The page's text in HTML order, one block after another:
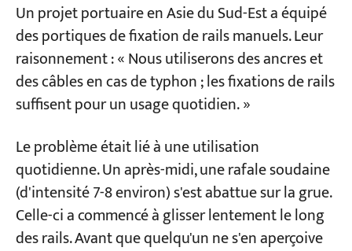
Un projet portuaire en Asie du Sud-Est a équipé
des portiques de fixation de rails manuels. Leur
raisonnement : « Nous utiliserons des ancres et
des câbles en cas de typhon ; les fixations de rails
suffisent pour un usage quotidien. »
Le problème était lié à une utilisation
quotidienne. Un après-midi, une rafale soudaine
(d'intensité 7-8 environ) s'est abattue sur la grue.
Celle-ci a commencé à glisser lentement le long
des rails. Avant que quelqu'un ne s'en aperçoive